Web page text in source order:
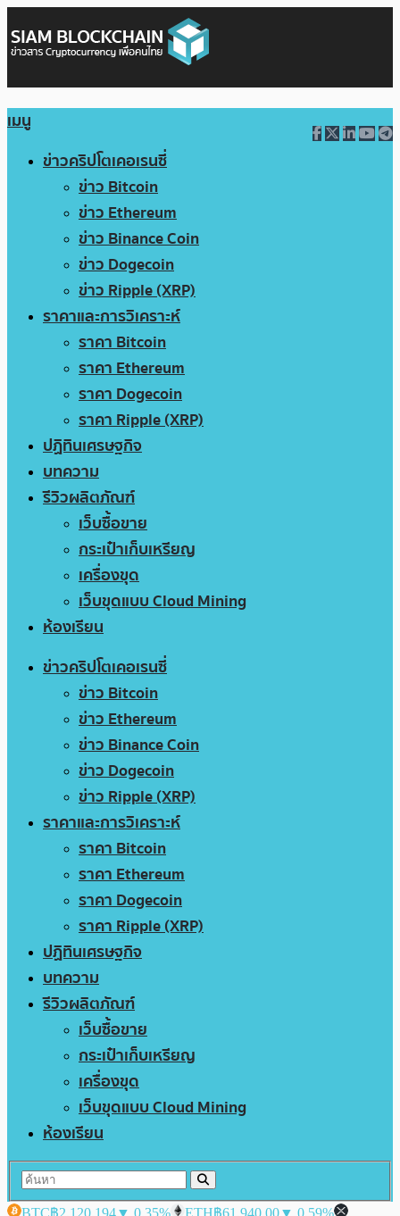
เมนู
ข่าวคริปโตเคอเรนซี่
ข่าว Bitcoin
ข่าว Ethereum
ข่าว Binance Coin
ข่าว Dogecoin
ข่าว Ripple (XRP)
ราคาและการวิเคราะห์
ราคา Bitcoin
ราคา Ethereum
ราคา Dogecoin
ราคา Ripple (XRP)
ปฏิทินเศรษฐกิจ
บทความ
รีวิวผลิตภัณฑ์
เว็บซื้อขาย
กระเป๋าเก็บเหรียญ
เครื่องขุด
เว็บขุดแบบ Cloud Mining
ห้องเรียน
ข่าวคริปโตเคอเรนซี่
ข่าว Bitcoin
ข่าว Ethereum
ข่าว Binance Coin
ข่าว Dogecoin
ข่าว Ripple (XRP)
ราคาและการวิเคราะห์
ราคา Bitcoin
ราคา Ethereum
ราคา Dogecoin
ราคา Ripple (XRP)
ปฏิทินเศรษฐกิจ
บทความ
รีวิวผลิตภัณฑ์
เว็บซื้อขาย
กระเป๋าเก็บเหรียญ
เครื่องขุด
เว็บขุดแบบ Cloud Mining
ห้องเรียน
BTC฿2,120,194▼ 0.35% ETH฿61,940.00▼ 0.59%